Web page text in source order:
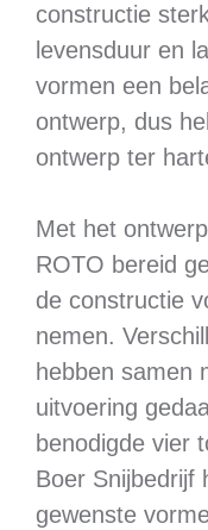
constructie
levensduur en
vormen een
ontwerp, dus
ontwerp ter
Met het
ROTO bereid
de constructie
nemen.
hebben samen
uitvoering
benodigde vier
Boer Snijbedrijf
gewenste